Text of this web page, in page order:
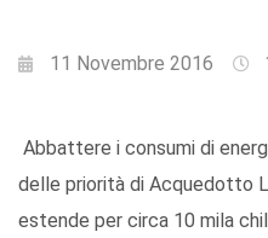
11 Novembre 2016
Abbattere i consumi di
delle priorità di Acquedotto
estende per circa 10 mila